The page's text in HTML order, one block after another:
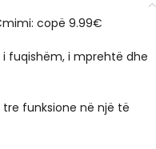
copë 9.99€
fuqishëm, i mprehtë dhe
funksione në një të